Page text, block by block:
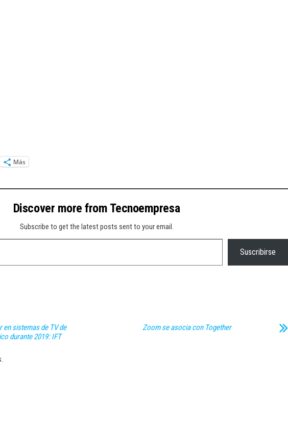
Más
Discover more from Tecnoempresa
Subscribe to get the latest posts sent to your email.
Suscribirse
en sistemas de TV de
durante 2019: IFT
Zoom se asocia con Together